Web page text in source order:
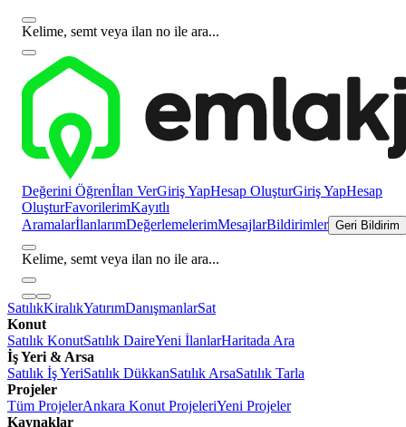
Kelime, semt veya ilan no ile ara...
Değerini Öğrenİlan VerGiriş YapHesap OluşturGiriş YapHesap
OluşturFavorilerimKayıtlı
AramalarİlanlarımDeğerlemelerimMesajlarBildirimler Geri Bildirim
Kelime, semt veya ilan no ile ara...
SatılıkKiralıkYatırımDanışmanlarSat
Konut
Satılık KonutSatılık DaireYeni İlanlarHaritada Ara
İş Yeri & Arsa
Satılık İş YeriSatılık DükkanSatılık ArsaSatılık Tarla
Projeler
Tüm ProjelerAnkara Konut ProjeleriYeni Projeler
Kaynaklar